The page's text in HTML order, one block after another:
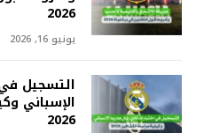
2026
يونيو 16, 2026
التسجيل في
الإسباني
2026